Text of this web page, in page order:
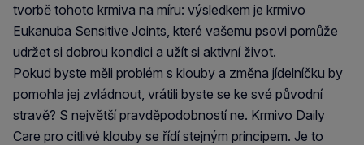
tvorbě tohoto krmiva na míru: výsledkem je krmivo
Eukanuba Sensitive Joints, které vašemu psovi pomůže
udržet si dobrou kondici a užít si aktivní život.
Pokud byste měli problém s klouby a změna jídelníčku by
pomohla jej zvládnout, vrátili byste se ke své původní
stravě? S největší pravděpodobností ne. Krmivo Daily
Care pro citlivé klouby se řídí stejným principem. Je to